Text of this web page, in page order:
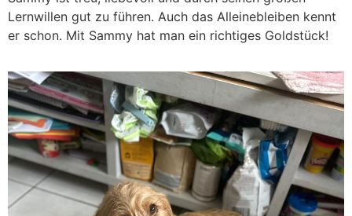
Lernwillen gut zu führen. Auch das Alleinebleiben kennt
er schon. Mit Sammy hat man ein richtiges Goldstück!